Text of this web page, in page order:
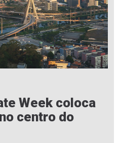
Week coloca
centro do